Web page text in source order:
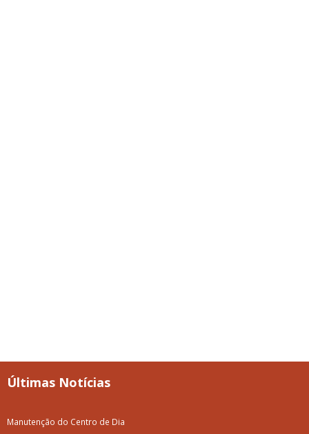
Últimas Notícias
Manutenção do Centro de Dia